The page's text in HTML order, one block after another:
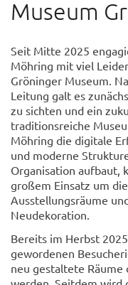
Museum
Seit Mitte 2025
Möhring mit viel
Gröninger Museum.
Leitung galt es
zu sichten und ein
traditionsreiche
Möhring die digitale
und moderne
Organisation aufbaut,
großem Einsatz um
Ausstellungsräume
Neudekoration.
Bereits im Herbst
gewordenen
neu gestaltete